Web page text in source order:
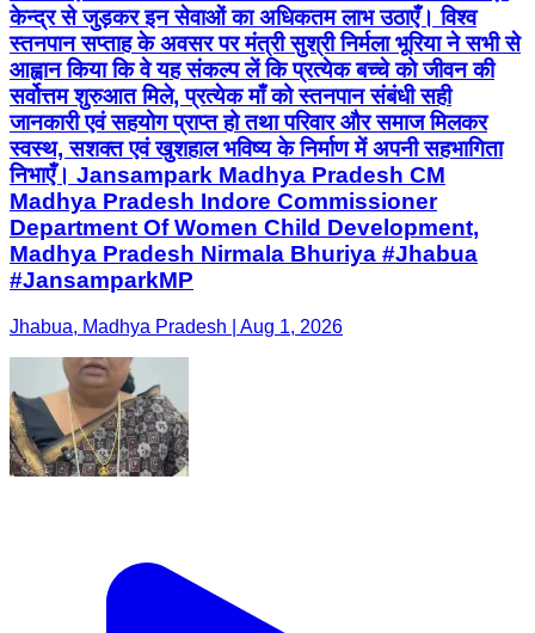
केन्द्र से जुड़कर इन सेवाओं का अधिकतम लाभ उठाएँ। विश्व
स्तनपान सप्ताह के अवसर पर मंत्री सुश्री निर्मला भूरिया ने सभी से
आह्वान किया कि वे यह संकल्प लें कि प्रत्येक बच्चे को जीवन की
सर्वोत्तम शुरुआत मिले, प्रत्येक माँ को स्तनपान संबंधी सही
जानकारी एवं सहयोग प्राप्त हो तथा परिवार और समाज मिलकर
स्वस्थ, सशक्त एवं खुशहाल भविष्य के निर्माण में अपनी सहभागिता
निभाएँ। Jansampark Madhya Pradesh CM
Madhya Pradesh Indore Commissioner
Department Of Women Child Development,
Madhya Pradesh Nirmala Bhuriya #Jhabua
#JansamparkMP
Jhabua, Madhya Pradesh | Aug 1, 2026